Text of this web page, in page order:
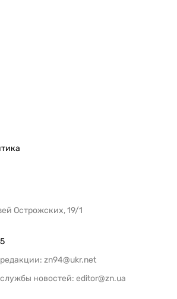
Острожских, 19/1
zn94@ukr.net
новостей: editor@zn.ua